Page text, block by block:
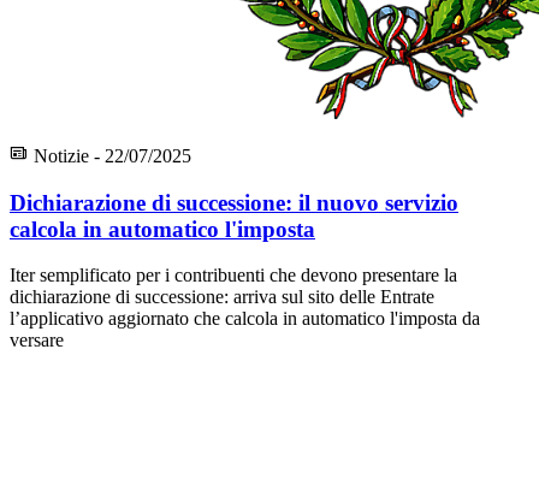
Notizie - 22/07/2025
Dichiarazione di successione: il nuovo servizio
calcola in automatico l'imposta
Iter semplificato per i contribuenti che devono presentare la
dichiarazione di successione: arriva sul sito delle Entrate
l’applicativo aggiornato che calcola in automatico l'imposta da
versare